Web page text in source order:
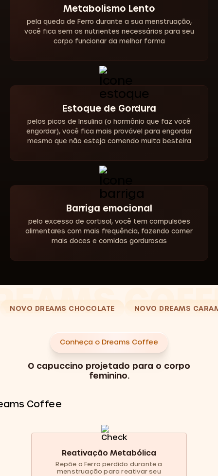
Metabolismo Lento
pela queda de Ferro durante a sua menstruação,
você fica sem os nutrientes necessários para seu
corpo funcionar da melhor forma
Estoque de Gordura
pelos picos de Insulina (o hormônio que faz você
engordar), você fica mais provável para engordar
mesmo que não esteja comendo muita besteira
Barriga emocional
pelo excesso de cortisol, você tem compulsões
alimentares com mais frequência, fazendo comer
mais doces e comidas gordurosas
NOVO DREAMS CHOCOLATE NOVO DREAMS
Conheça o Dreams Coffee
O capuccino projetado para o corpo
feminino.
Reativação Metabólica
Repõe o Ferro perdido durante a
menstruação para reativar seu